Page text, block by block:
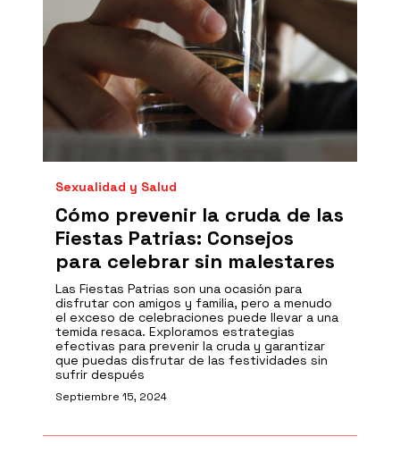
Sexualidad y Salud
Cómo prevenir la cruda de las
Fiestas Patrias: Consejos
para celebrar sin malestares
Las Fiestas Patrias son una ocasión para
disfrutar con amigos y familia, pero a menudo
el exceso de celebraciones puede llevar a una
temida resaca. Exploramos estrategias
efectivas para prevenir la cruda y garantizar
que puedas disfrutar de las festividades sin
sufrir después
Septiembre 15, 2024